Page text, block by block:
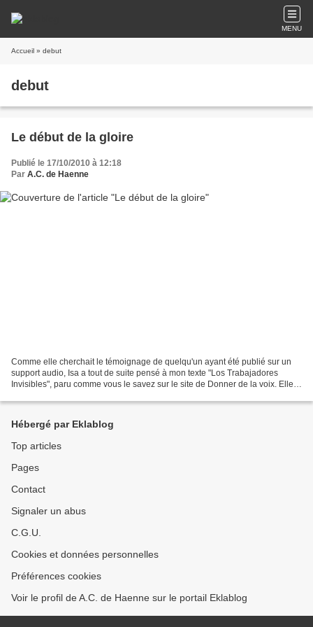
MENU
Accueil » debut
debut
Le début de la gloire
Publié le 17/10/2010 à 12:18
Par A.C. de Haenne
Comme elle cherchait le témoignage de quelqu'un ayant été publié sur un
support audio, Isa a tout de suite pensé à mon texte "Los Trabajadores
Invisibles", paru comme vous le savez sur le site de Donner de la voix. Elle
Hébergé par Eklablog
Top articles
Pages
Contact
Signaler un abus
C.G.U.
Cookies et données personnelles
Préférences cookies
Voir le profil de A.C. de Haenne sur le portail Eklablog